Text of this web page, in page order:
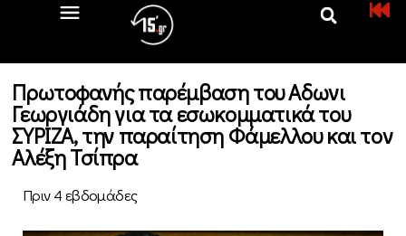
Πρωτοφανής παρέμβαση του Αδωνι
Γεωργιάδη για τα εσωκομματικά του
ΣΥΡΙΖΑ, την παραίτηση Φάμελλου και τον
Αλέξη Τσίπρα
Πριν 4 εβδομάδες